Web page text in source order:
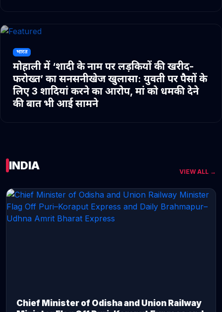
भारत
मोहाली में ‘शादी के नाम पर लड़कियों की खरीद-
फरोख्त’ का सनसनीखेज खुलासा: युवती पर पैसों के
लिए 3 शादियां करने का आरोप, मां को धमकी देने
की बात भी आई सामने
INDIA VIEW ALL →
Chief Minister of Odisha and Union Railway